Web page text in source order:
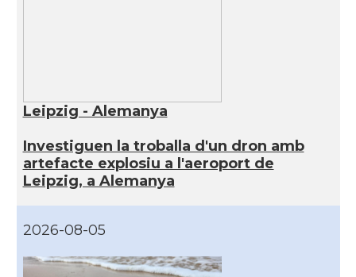
Leipzig - Alemanya
Investiguen la troballa d'un dron amb
artefacte explosiu a l'aeroport de
Leipzig, a Alemanya
2026-08-05